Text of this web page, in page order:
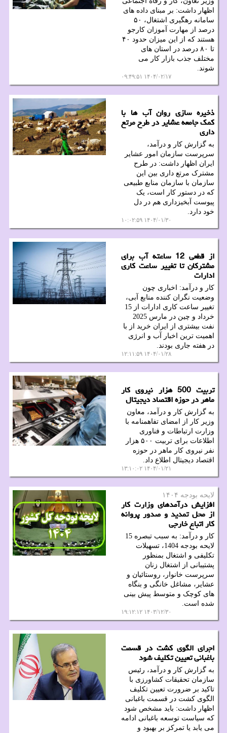
اظهار داشت: بر مبنای داده های
سامانه رهگیری اشتغال، ۵۰
درصد از مهارت آموزان کارجو
هستند که از این میزان حدود ۴۰
تا ۸۰ درصد در استان های
مختلف جذب بازار کار می
شوند.
۱۴۰۴/۰۲/۱۷ ۰۹:۴۹:۵۱
ذخیره سازی روان آب ها با
کمک جامعه عشایر در طرح مرتع
داری
به گزارش کار و درآمد،
سرپرست سازمان امور عشایر
ایران اظهار داشت: در طرح
مشترک مرتع داری بین این
سازمان با سازمان منابع طبیعی
که در دستور کار است، یک
پیوست آبخیزداری هم در دل
خود دارد.
۱۴۰۴/۰۱/۳۰ ۱۰:۰۲:۵۹
از قطعی 12 ساعته آب برای
مشترکان تا تغییر ساعت کاری
ادارات
کار و درآمد: اخباری چون
وضعیت نگران کننده منابع آبی،
تغییر ساعت کاری ادارات از 15
خرداد و چین در مارس 2025
نفت بیشتری از ایران خرید از با
اهمیت ترین اخبار آب و انرژی
در هفته جاری بودند.
۱۴۰۴/۰۱/۲۸ ۱۲:۱۱:۵۹
تربیت 500 هزار نیروی کار
ماهر در حوزه اقتصاد دیجیتال
به گزارش کار و درآمد، معاون
وزیر کار از امضای تفاهمنامه با
وزارت ارتباطات و فناوری
اطلاعات برای تربیت ۵۰۰ هزار
نفر نیروی کار ماهر در حوزه
اقتصاد دیجیتال اطلاع داد.
۱۴۰۴/۰۱/۲۱ ۱۳:۱۰:۰۲
لایحه بودجه ۱۴۰۴
افزایش درآمدهای وزارت کار
از محل تمدید و صدور پروانه
کار اتباع خارجی
کار و درآمد: به سبب تبصره 15
لایحه بودجه 1404، تسهیلات
تکلیفی و اشتغال بمنظور
پشتیبانی از اشتغال زنان
سرپرست خانوار، روستائیان و
عشایر، مشاغل خانگی و بنگاه
های کوچک و متوسط پیش بینی
شده است.
۱۴۰۳/۱۲/۳۰ ۱۹:۱۲:۱۲
اجرای الگوی کشت در قسمت
باغبانی تعیین تکلیف شود
به گزارش کار و درآمد، رئیس
سازمان تحقیقات کشاورزی با
تاکید بر ضرورت تعیین تکلیف
الگوی کشت در قسمت باغبانی
اظهار داشت: باید مشخص شود
که سیاست توسعه باغبانی ادامه
می یابد یا تمرکز بر بهبود و